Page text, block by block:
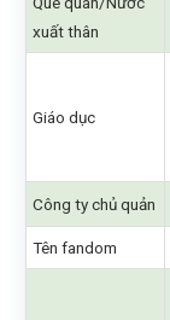
xuất thân
Giáo dục
Công ty chủ quản
Tên fandom